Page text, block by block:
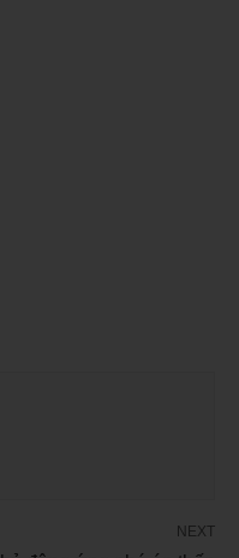
NEXT